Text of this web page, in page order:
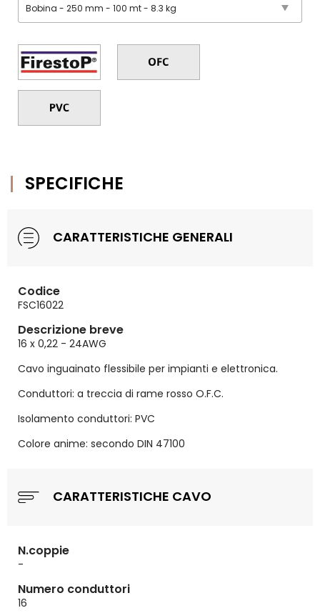
SPECIFICHE
CARATTERISTICHE GENERALI
Codice
FSC16022
Descrizione breve
16 x 0,22 - 24AWG
Cavo inguainato flessibile per impianti e elettronica.
Conduttori: a treccia di rame rosso O.F.C.
Isolamento conduttori: PVC
Colore anime: secondo DIN 47100
CARATTERISTICHE CAVO
N.coppie
-
Numero conduttori
16